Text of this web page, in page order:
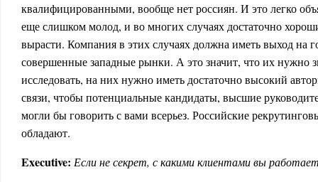
квалифицированными, вообще нет россиян. И это легко
еще слишком молод, и во многих случаях достаточно
вырасти. Компания в этих случаях должна иметь выход на
совершенные западные рынки. А это значит, что их нужно
исследовать, на них нужно иметь достаточно высокий
связи, чтобы потенциальные кандидаты, высшие
могли бы говорить с вами всерьез. Российские
обладают.
Executive: Если не секрет, с какими клиентами вы